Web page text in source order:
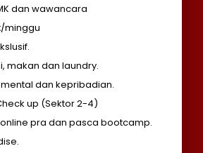
dan wawancara
minggu
makan dan laundry.
dan kepribadian.
up (Sektor 2-4)
pra dan pasca bootcamp.